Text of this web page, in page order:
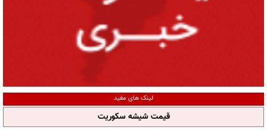
لینک های مفید
قیمت شیشه سکوریت